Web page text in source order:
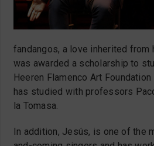
fandangos, a love inherited from
was awarded a scholarship to
Heeren Flamenco Art
has studied with professors
la Tomasa.
In addition, Jesús, is one of the